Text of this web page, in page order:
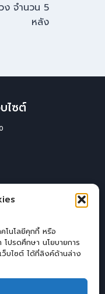
โนโลยีคุกกี้ หรือ
ปรดศึกษา นโยบายการ
ว็บไซต์ ได้ที่ลิงค์ด้านล่าง
ง จำนวน 5
หลัง
ไซต์